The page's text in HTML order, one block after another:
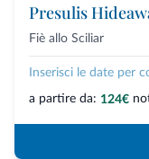
Presulis
Fiè allo Sciliar
Inserisci le date per
a partire da: 124€